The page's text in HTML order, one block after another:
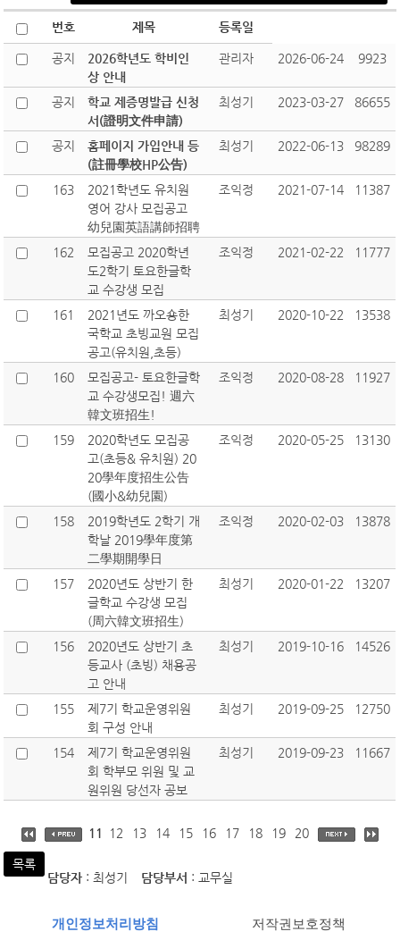
번호 제목 등록일
공지
2026학년도 학비인
상 안내
관리자 2026-06-24 9923
공지
학교 제증명발급 신청
서(證明文件申請)
최성기 2023-03-27 86655
공지
홈페이지 가입안내 등
(註冊學校HP公告)
최성기 2022-06-13 98289
163
2021학년도 유치원
영어 강사 모집공고
幼兒園英語講師招聘
조익정 2021-07-14 11387
162
모집공고 2020학년
도2학기 토요한글학
교 수강생 모집
조익정 2021-02-22 11777
161
2021년도 까오숑한
국학교 초빙교원 모집
공고(유치원,초등)
최성기 2020-10-22 13538
160
모집공고- 토요한글학
교 수강생모집! 週六
韓文班招生!
조익정 2020-08-28 11927
159
2020학년도 모집공
고(초등& 유치원) 20
20學年度招生公告
(國小&幼兒園)
조익정 2020-05-25 13130
158
2019학년도 2학기 개
학날 2019學年度第
二學期開學日
조익정 2020-02-03 13878
157
2020년도 상반기 한
글학교 수강생 모집
(周六韓文班招生)
최성기 2020-01-22 13207
156
2020년도 상반기 초
등교사 (초빙) 채용공
고 안내
최성기 2019-10-16 14526
155
제7기 학교운영위원
회 구성 안내
최성기 2019-09-25 12750
154
제7기 학교운영위원
회 학부모 위원 및 교
원위원 당선자 공보
최성기 2019-09-23 11667
11 12 13 14 15 16 17 18 19 20
목록
담당자 : 최성기 담당부서 : 교무실
개인정보처리방침 저작권보호정책